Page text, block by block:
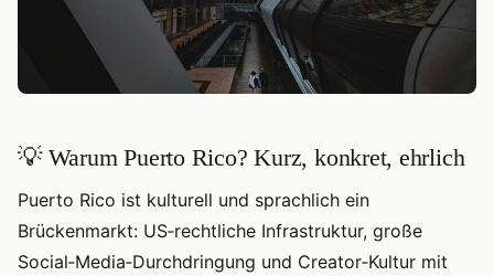
💡 Warum Puerto Rico? Kurz, konkret, ehrlich
Puerto Rico ist kulturell und sprachlich ein
Brückenmarkt: US‑rechtliche Infrastruktur, große
Social‑Media‑Durchdringung und Creator‑Kultur mit